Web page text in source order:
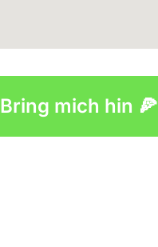
Bring mich hin 🍕